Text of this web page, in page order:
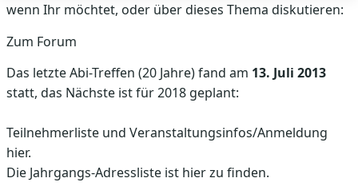
wenn Ihr möchtet, oder über dieses Thema diskutieren:
Zum Forum
Das letzte Abi-Treffen (20 Jahre) fand am 13. Juli 2013
statt, das Nächste ist für 2018 geplant:
Teilnehmerliste und Veranstaltungsinfos/Anmeldung
hier.
Die Jahrgangs-Adressliste ist hier zu finden.